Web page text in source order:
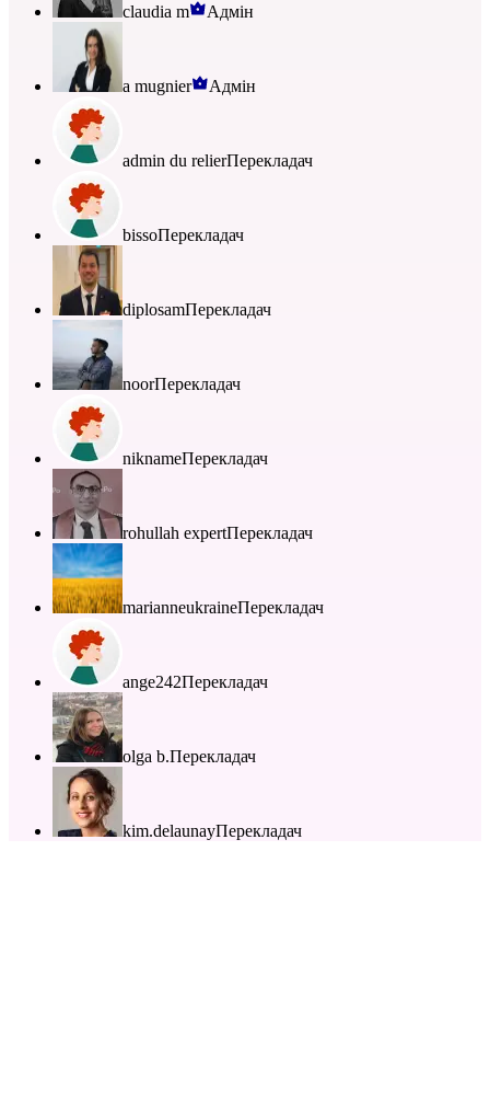
claudia m Адмін
a mugnier Адмін
admin du relierПерекладач
bissoПерекладач
diplosamПерекладач
noorПерекладач
niknameПерекладач
rohullah expertПерекладач
marianneukraineПерекладач
ange242Перекладач
olga b.Перекладач
kim.delaunayПерекладач